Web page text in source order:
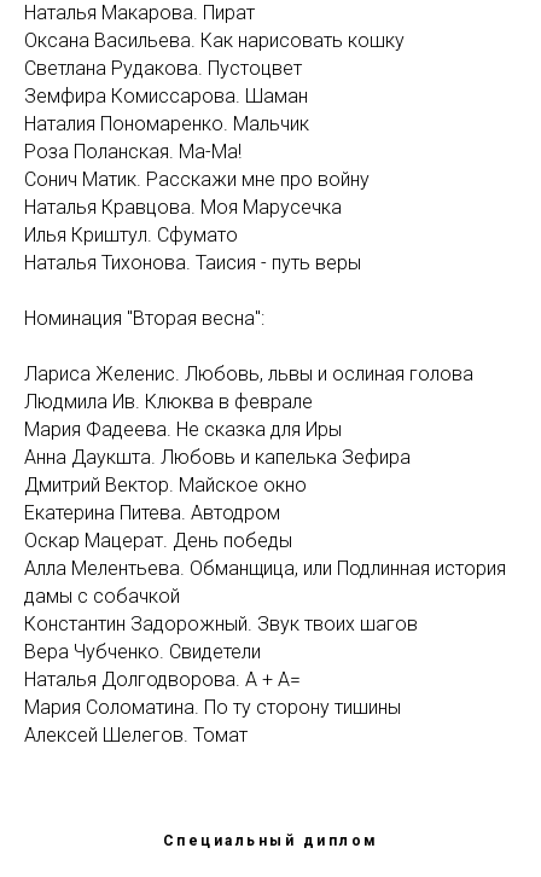
Наталья Макарова. Пират
Оксана Васильева. Как нарисовать кошку
Светлана Рудакова. Пустоцвет
Земфира Комиссарова. Шаман
Наталия Пономаренко. Мальчик
Роза Поланская. Ма-Ма!
Сонич Матик. Расскажи мне про войну
Наталья Кравцова. Моя Марусечка
Илья Криштул. Сфумато
Наталья Тихонова. Таисия - путь веры
Номинация "Вторая весна":
Лариса Желенис. Любовь, львы и ослиная голова
Людмила Ив. Клюква в феврале
Мария Фадеева. Не сказка для Иры
Анна Даукшта. Любовь и капелька Зефира
Дмитрий Вектор. Майское окно
Екатерина Питева. Автодром
Оскар Мацерат. День победы
Алла Мелентьева. Обманщица, или Подлинная история
дамы с собачкой
Константин Задорожный. Звук твоих шагов
Вера Чубченко. Свидетели
Наталья Долгодворова. А + А=
Мария Соломатина. По ту сторону тишины
Алексей Шелегов. Томат
Специальный диплом